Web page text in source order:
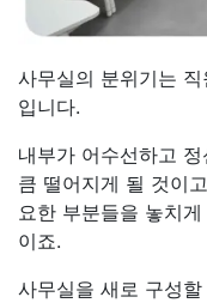
사무실의 분위기는
입니다.
내부가 어수선하고
큼 떨어지게 될 것이
요한 부분들을 놓치
이죠.
사무실을 새로 구성